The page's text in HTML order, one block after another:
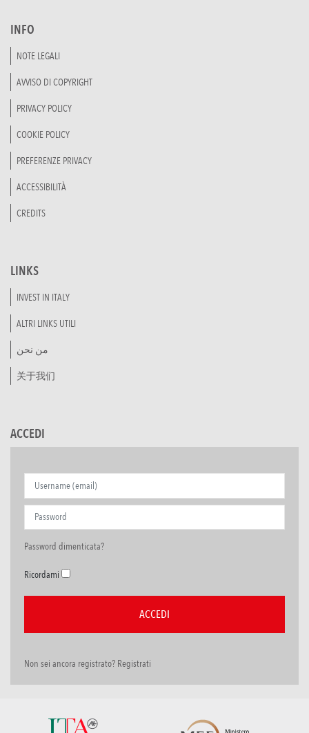
INFO
NOTE LEGALI
AVVISO DI COPYRIGHT
PRIVACY POLICY
COOKIE POLICY
PREFERENZE PRIVACY
ACCESSIBILITÀ
CREDITS
LINKS
INVEST IN ITALY
ALTRI LINKS UTILI
من نحن
关于我们
ACCEDI
Password dimenticata?
Ricordami
Non sei ancora registrato? Registrati